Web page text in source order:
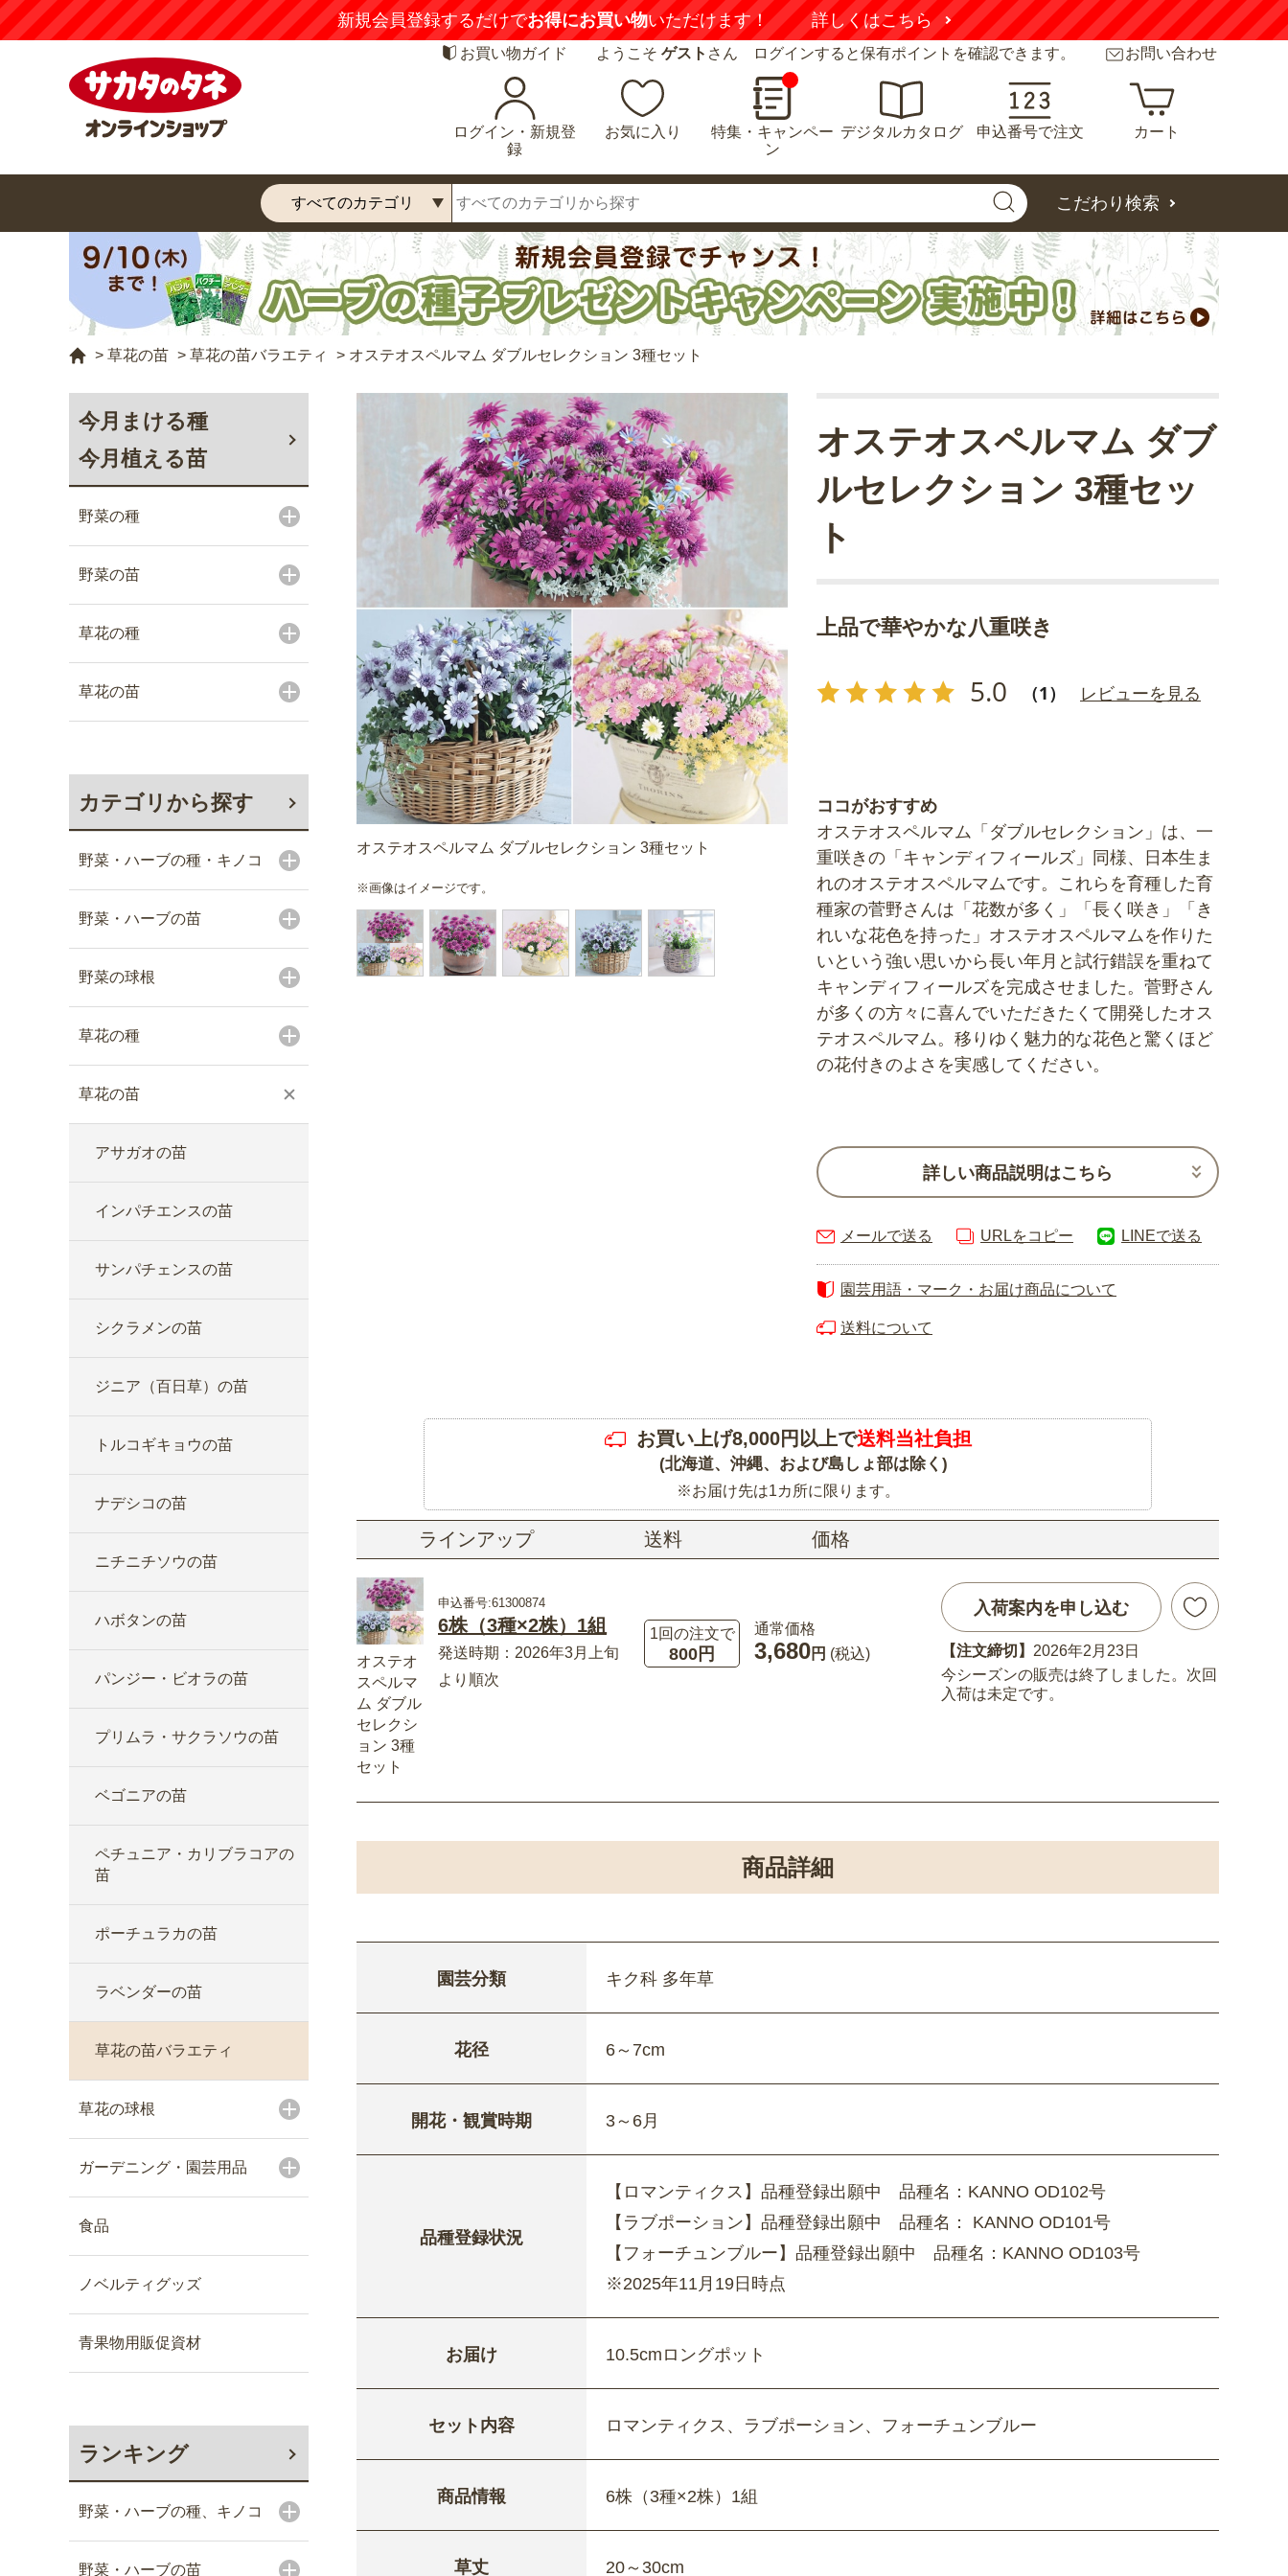
新規会員登録するだけでお得にお買い物いただけます！ 詳しくはこちら
お買い物ガイド ようこそ ゲスト さん ログインすると保有ポイントを確認できます。 お問い合わせ
ログイン・新規登
録
お気に入り
特集・キャンペー
ン
デジタルカタログ 申込番号で注文 カート
こだわり検索
> 草花の苗 > 草花の苗バラエティ > オステオスペルマム ダブルセレクション 3種セット
今月まける種
今月植える苗
野菜の種
野菜の苗
草花の種
草花の苗
カテゴリから探す
野菜・ハーブの種・キノコ
野菜・ハーブの苗
野菜の球根
草花の種
草花の苗
アサガオの苗
インパチエンスの苗
サンパチェンスの苗
シクラメンの苗
ジニア（百日草）の苗
トルコギキョウの苗
ナデシコの苗
ニチニチソウの苗
ハボタンの苗
パンジー・ビオラの苗
プリムラ・サクラソウの苗
ベゴニアの苗
ペチュニア・カリブラコアの
苗
ポーチュラカの苗
ラベンダーの苗
草花の苗バラエティ
草花の球根
ガーデニング・園芸用品
食品
ノベルティグッズ
青果物用販促資材
ランキング
野菜・ハーブの種、キノコ
野菜・ハーブの苗
オステオスペルマム ダブルセレクション 3種セット
※画像はイメージです。
上品で華やかな八重咲き
5.0 （1） レビューを見る
オステオスペルマム ダブ
ルセレクション 3種セッ
ト
ココがおすすめ
オステオスペルマム「ダブルセレクション」は、一
重咲きの「キャンディフィールズ」同様、日本生ま
れのオステオスペルマムです。これらを育種した育
種家の菅野さんは「花数が多く」「長く咲き」「き
れいな花色を持った」オステオスペルマムを作りた
いという強い思いから長い年月と試行錯誤を重ねて
キャンディフィールズを完成させました。菅野さん
が多くの方々に喜んでいただきたくて開発したオス
テオスペルマム。移りゆく魅力的な花色と驚くほど
の花付きのよさを実感してください。
詳しい商品説明はこちら
メールで送る URLをコピー LINEで送る
園芸用語・マーク・お届け商品について
送料について
お買い上げ8,000円以上で送料当社負担
(北海道、沖縄、および島しょ部は除く)
※お届け先は1カ所に限ります。
ラインアップ 送料 価格
オステオ
スペルマ
ム ダブル
セレクシ
ョン 3種
セット
申込番号:61300874
6株（3種×2株）1組
発送時期：2026年3月上旬
より順次
1回の注文で
800円
通常価格
3,680円 (税込)
入荷案内を申し込む
【注文締切】 2026年2月23日
今シーズンの販売は終了しました。次回
入荷は未定です。
商品詳細
園芸分類 キク科 多年草
花径 6～7cm
開花・観賞時期 3～6月
品種登録状況
【ロマンティクス】品種登録出願中 品種名：KANNO OD102号
【ラブポーション】品種登録出願中 品種名： KANNO OD101号
【フォーチュンブルー】品種登録出願中 品種名：KANNO OD103号
※2025年11月19日時点
お届け 10.5cmロングポット
セット内容 ロマンティクス、ラブポーション、フォーチュンブルー
商品情報 6株（3種×2株）1組
草丈 20～30cm